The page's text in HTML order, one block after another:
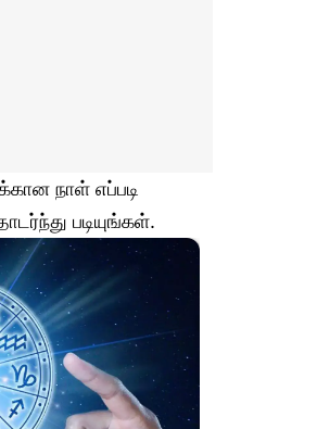
நாள் எப்படி
படியுங்கள்.